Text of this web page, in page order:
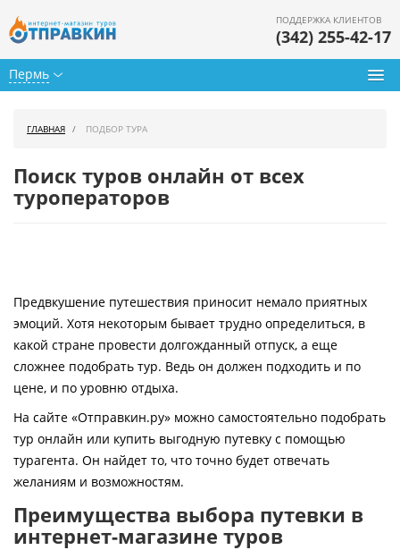
Пермь
ПОДДЕРЖКА КЛИЕНТОВ
(342) 255-42-17
Горящие туры
Страны
Как купить
Контакты
ГЛАВНАЯ ПОДБОР ТУРА
Поиск туров онлайн от всех
туроператоров
Предвкушение путешествия приносит немало приятных
эмоций. Хотя некоторым бывает трудно определиться, в
какой стране провести долгожданный отпуск, а еще
сложнее подобрать тур. Ведь он должен подходить и по
цене, и по уровню отдыха.
На сайте «Отправкин.ру» можно самостоятельно подобрать
тур онлайн или купить выгодную путевку с помощью
турагента. Он найдет то, что точно будет отвечать
желаниям и возможностям.
Преимущества выбора путевки в
интернет-магазине туров